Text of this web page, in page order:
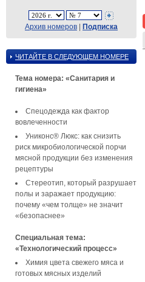
Архив номеров | Подписка
ЧИТАЙТЕ В СЛЕДУЮЩЕМ НОМЕРЕ
Тема номера: «Санитария и
гигиена»
Спецодежда как фактор
вовлеченности
Униконс® Люкс: как снизить
риск микробиологической порчи
мясной продукции без изменения
рецептуры
Стереотип, который разрушает
полы и заражает продукцию:
почему «чем толще» не значит
«безопаснее»
Специальная тема:
«Технологический процесс»
Химия цвета свежего мяса и
готовых мясных изделий